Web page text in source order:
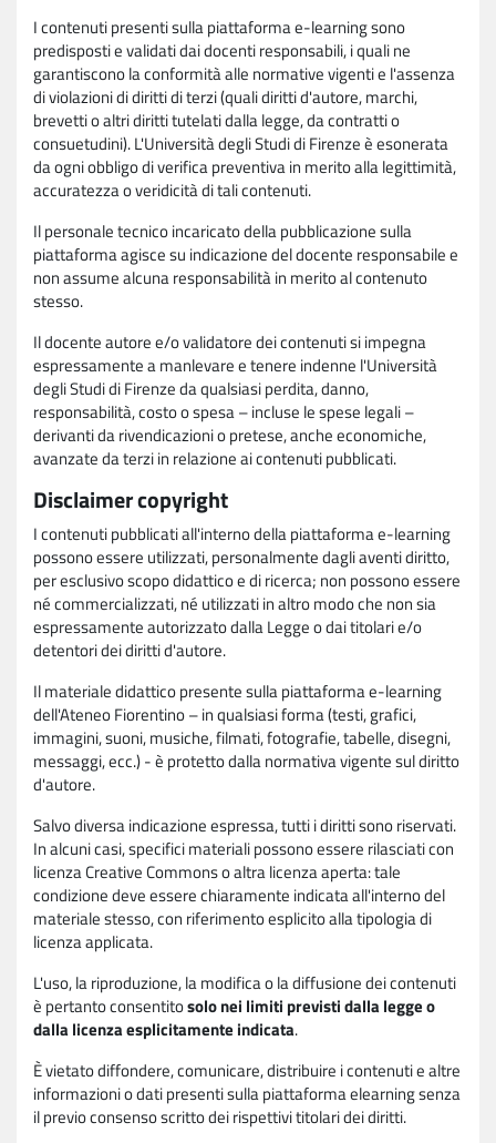
I contenuti presenti sulla piattaforma e-learning sono
predisposti e validati dai docenti responsabili, i quali ne
garantiscono la conformità alle normative vigenti e l'assenza
di violazioni di diritti di terzi (quali diritti d'autore, marchi,
brevetti o altri diritti tutelati dalla legge, da contratti o
consuetudini). L'Università degli Studi di Firenze è esonerata
da ogni obbligo di verifica preventiva in merito alla legittimità,
accuratezza o veridicità di tali contenuti.
Il personale tecnico incaricato della pubblicazione sulla
piattaforma agisce su indicazione del docente responsabile e
non assume alcuna responsabilità in merito al contenuto
stesso.
Il docente autore e/o validatore dei contenuti si impegna
espressamente a manlevare e tenere indenne l'Università
degli Studi di Firenze da qualsiasi perdita, danno,
responsabilità, costo o spesa – incluse le spese legali –
derivanti da rivendicazioni o pretese, anche economiche,
avanzate da terzi in relazione ai contenuti pubblicati.
Disclaimer copyright
I contenuti pubblicati all'interno della piattaforma e-learning
possono essere utilizzati, personalmente dagli aventi diritto,
per esclusivo scopo didattico e di ricerca; non possono essere
né commercializzati, né utilizzati in altro modo che non sia
espressamente autorizzato dalla Legge o dai titolari e/o
detentori dei diritti d'autore.
Il materiale didattico presente sulla piattaforma e-learning
dell'Ateneo Fiorentino – in qualsiasi forma (testi, grafici,
immagini, suoni, musiche, filmati, fotografie, tabelle, disegni,
messaggi, ecc.) - è protetto dalla normativa vigente sul diritto
d'autore.
Salvo diversa indicazione espressa, tutti i diritti sono riservati.
In alcuni casi, specifici materiali possono essere rilasciati con
licenza Creative Commons o altra licenza aperta: tale
condizione deve essere chiaramente indicata all'interno del
materiale stesso, con riferimento esplicito alla tipologia di
licenza applicata.
L'uso, la riproduzione, la modifica o la diffusione dei contenuti
è pertanto consentitosolo nei limiti previsti dalla legge o
dalla licenza esplicitamente indicata.
È vietato diffondere, comunicare, distribuire i contenuti e altre
informazioni o dati presenti sulla piattaforma elearning senza
il previo consenso scritto dei rispettivi titolari dei diritti.